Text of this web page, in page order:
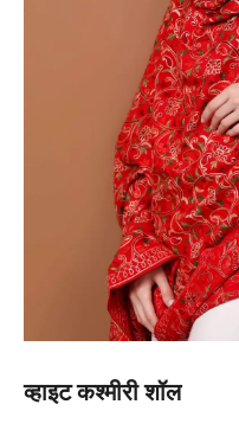
व्हाइट कश्मीरी शॉल